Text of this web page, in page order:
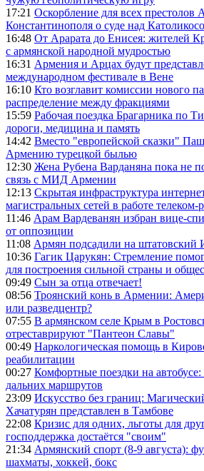
17:21 Оскорбление для всех
Константинополя о суде над
16:48 От Арарата до Енисея: жителей
с армянской народной мудростью
16:31 Армения и Арцах будут
международном фестивале в Вене
16:10 Кто возглавит комиссии нового
распределение между фракциями
15:59 Рабочая поездка Брагарника по
дороги, медицина и память
14:42 Вместо "европейской сказки"
Армению турецкой былью
12:30 Жена Рубена Варданяна пока не
связь с МИД Армении
12:13 Скрытая инфраструктура
магистральных сетей в работе телеком-
11:46 Арам Вардеванян избран вице-
от оппозиции
11:08 Армян подсадили на штатовский
10:36 Гагик Царукян: Стремление
для построения сильной страны и
09:49 Сын за отца отвечает!
08:56 Троянский конь в Армении:
или разведцентр?
07:55 В армянском селе Крым в
отреставрируют "Пантеон Славы"
00:49 Наркологическая помощь в
реабилитации
00:27 Комфортные поездки на автобусе:
дальних маршрутов
23:09 Искусство без границ:
Хачатурян представлен в Тамбове
22:08 Кризис для одних, льготы для
господдержка достаётся "своим"
21:34 Армянский спорт (8-9 августа):
шахматы, хоккей, бокс